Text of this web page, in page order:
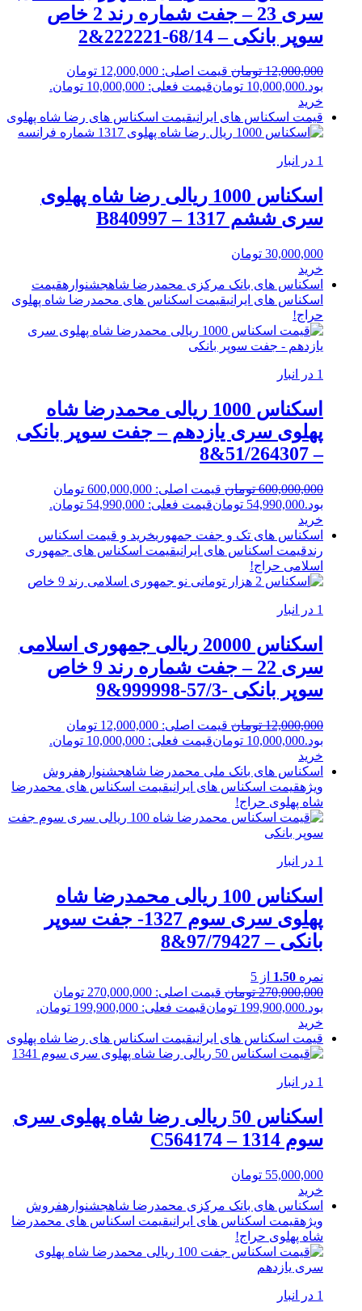
سری 23 – جفت شماره رند 2 خاص
سوپر بانکی – 68/14-222221&2
12,000,000 تومان
قیمت اصلی: 12,000,000 تومان
بود.10,000,000 تومانقیمت فعلی: 10,000,000 تومان.
خرید
قیمت اسکناس های ایرانیقیمت اسکناس های رضا شاه پهلوی
1 در انبار
اسکناس 1000 ریالی رضا شاه پهلوی
سری ششم 1317 – B840997
30,000,000 تومان
خرید
اسکناس های بانک مرکزی محمدرضا شاهجشنوارهقیمت
اسکناس های ایرانیقیمت اسکناس های محمدرضا شاه پهلوی
حراج!
1 در انبار
اسکناس 1000 ریالی محمدرضا شاه
پهلوی سری یازدهم – جفت سوپر بانکی
– 51/264307&8
600,000,000 تومان
قیمت اصلی: 600,000,000 تومان
بود.54,990,000 تومانقیمت فعلی: 54,990,000 تومان.
خرید
اسکناس های تک و جفت جمهوریخرید و قیمت اسکناس
رندقیمت اسکناس های ایرانیقیمت اسکناس های جمهوری
اسلامی حراج!
1 در انبار
اسکناس 20000 ریالی جمهوری اسلامی
سری 22 – جفت شماره رند 9 خاص
سوپر بانکی -57/3-999998&9
12,000,000 تومان
قیمت اصلی: 12,000,000 تومان
بود.10,000,000 تومانقیمت فعلی: 10,000,000 تومان.
خرید
اسکناس های بانک ملی محمدرضا شاهجشنوارهفروش
ویژهقیمت اسکناس های ایرانیقیمت اسکناس های محمدرضا
شاه پهلوی حراج!
1 در انبار
اسکناس 100 ریالی محمدرضا شاه
پهلوی سری سوم 1327- جفت سوپر
بانکی – 97/79427&8
نمره 1.50 از 5
270,000,000 تومان
قیمت اصلی: 270,000,000 تومان
بود.199,900,000 تومانقیمت فعلی: 199,900,000 تومان.
خرید
قیمت اسکناس های ایرانیقیمت اسکناس های رضا شاه پهلوی
1 در انبار
اسکناس 50 ریالی رضا شاه پهلوی سری
سوم 1314 – C564174
55,000,000 تومان
خرید
اسکناس های بانک مرکزی محمدرضا شاهجشنوارهفروش
ویژهقیمت اسکناس های ایرانیقیمت اسکناس های محمدرضا
شاه پهلوی حراج!
1 در انبار